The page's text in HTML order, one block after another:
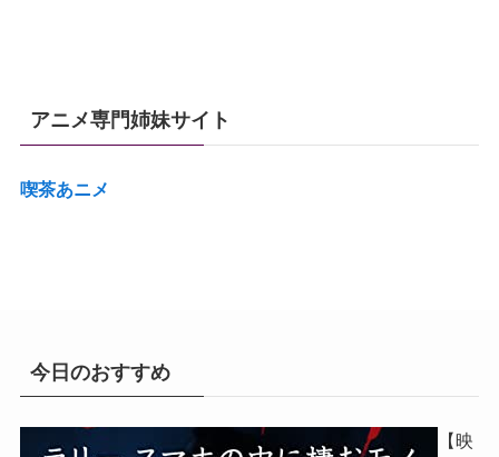
アニメ専門姉妹サイト
喫茶あニメ
今日のおすすめ
【映